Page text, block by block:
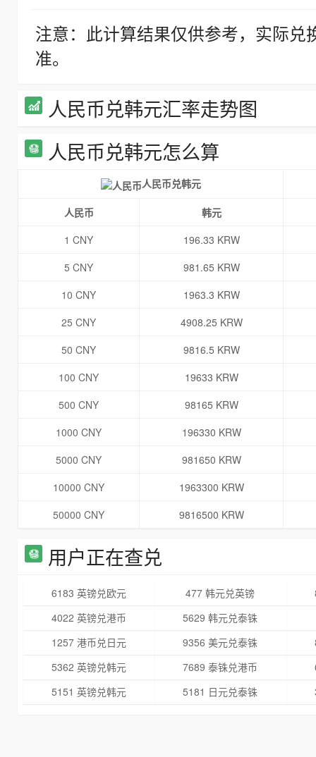
注意：此计算结果仅供参考，实际
准。
人民币兑韩元汇率走势图
人民币兑韩元怎么算
人民币兑韩元
人民币
韩元
1 CNY
196.33 KRW
5 CNY
981.65 KRW
10 CNY
1963.3 KRW
25 CNY
4908.25 KRW
50 CNY
9816.5 KRW
100 CNY
19633 KRW
500 CNY
98165 KRW
1000 CNY
196330 KRW
5000 CNY
981650 KRW
10000 CNY
1963300 KRW
50000 CNY
9816500 KRW
用户正在查兑
6183 英镑兑欧元 477 韩元兑英镑
4022 英镑兑港币
5629 韩元兑泰铢
1257 港币兑日元
9356 美元兑泰铢
5362 英镑兑韩元
7689 泰铢兑港币
5151 英镑兑韩元
5181 日元兑泰铢